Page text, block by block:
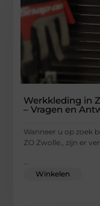
Werkkleding in
– Vragen en
Wanneer u op zoek
ZO Zwolle., zijn er
...
Winkelen